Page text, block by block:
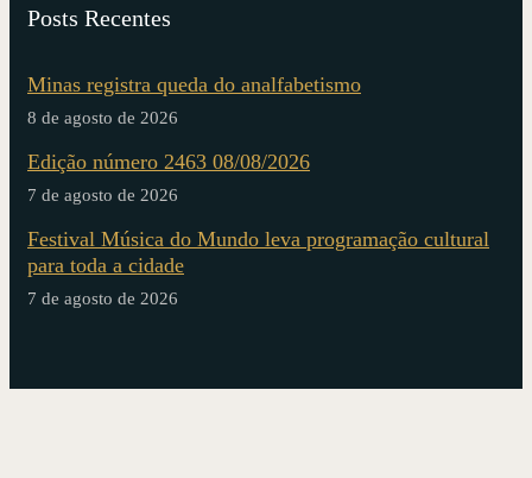
Posts Recentes
Minas registra queda do analfabetismo
8 de agosto de 2026
Edição número 2463 08/08/2026
7 de agosto de 2026
Festival Música do Mundo leva programação cultural
para toda a cidade
7 de agosto de 2026